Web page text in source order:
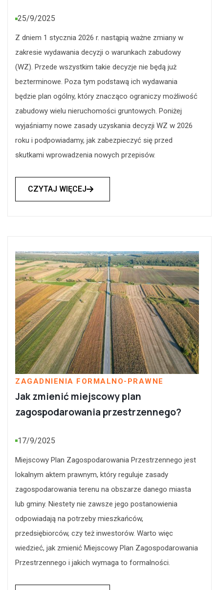
25/9/2025
Z dniem 1 stycznia 2026 r. nastąpią ważne zmiany w
zakresie wydawania decyzji o warunkach zabudowy
(WZ). Przede wszystkim takie decyzje nie będą już
bezterminowe. Poza tym podstawą ich wydawania
będzie plan ogólny, który znacząco ograniczy możliwość
zabudowy wielu nieruchomości gruntowych. Poniżej
wyjaśniamy nowe zasady uzyskania decyzji WZ w 2026
roku i podpowiadamy, jak zabezpieczyć się przed
skutkami wprowadzenia nowych przepisów.
CZYTAJ WIĘCEJ
ZAGADNIENIA FORMALNO-PRAWNE
Jak zmienić miejscowy plan
zagospodarowania przestrzennego?
17/9/2025
Miejscowy Plan Zagospodarowania Przestrzennego jest
lokalnym aktem prawnym, który reguluje zasady
zagospodarowania terenu na obszarze danego miasta
lub gminy. Niestety nie zawsze jego postanowienia
odpowiadają na potrzeby mieszkańców,
przedsiębiorców, czy też inwestorów. Warto więc
wiedzieć, jak zmienić Miejscowy Plan Zagospodarowania
Przestrzennego i jakich wymaga to formalności.